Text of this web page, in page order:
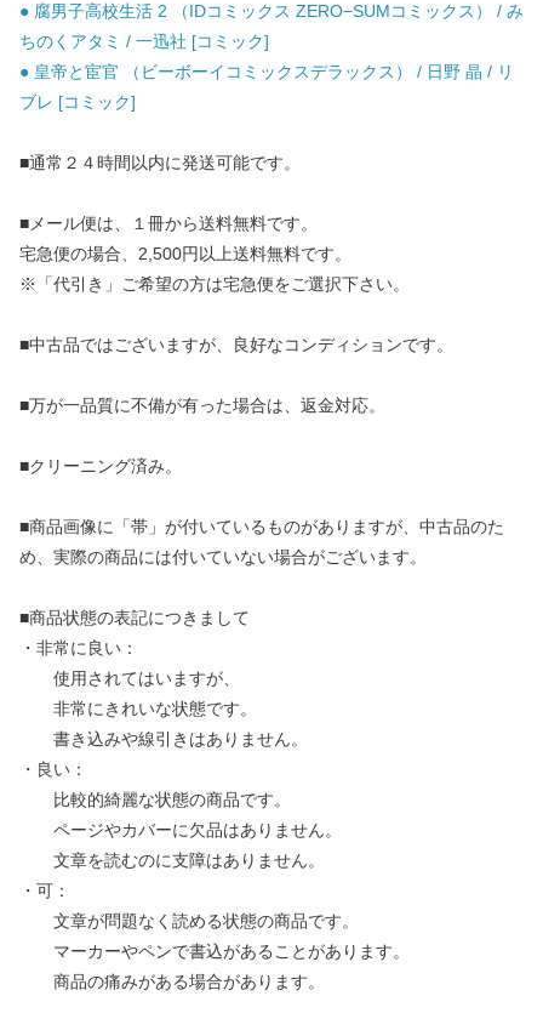
● 腐男子高校生活 2 （IDコミックス ZERO−SUMコミックス） / み
ちのくアタミ / 一迅社 [コミック]
● 皇帝と宦官 （ビーボーイコミックスデラックス） / 日野 晶 / リ
ブレ [コミック]
■通常２４時間以内に発送可能です。
■メール便は、１冊から送料無料です。
宅急便の場合、2,500円以上送料無料です。
※「代引き」ご希望の方は宅急便をご選択下さい。
■中古品ではございますが、良好なコンディションです。
■万が一品質に不備が有った場合は、返金対応。
■クリーニング済み。
■商品画像に「帯」が付いているものがありますが、中古品のた
め、実際の商品には付いていない場合がございます。
■商品状態の表記につきまして
・非常に良い：
使用されてはいますが、
非常にきれいな状態です。
書き込みや線引きはありません。
・良い：
比較的綺麗な状態の商品です。
ページやカバーに欠品はありません。
文章を読むのに支障はありません。
・可：
文章が問題なく読める状態の商品です。
マーカーやペンで書込があることがあります。
商品の痛みがある場合があります。